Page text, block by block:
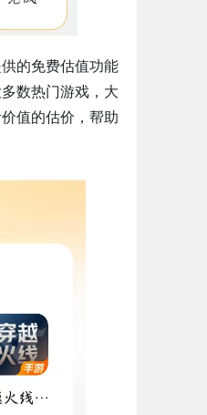
的免费估值功能
数热门游戏，大
值的估价，帮助